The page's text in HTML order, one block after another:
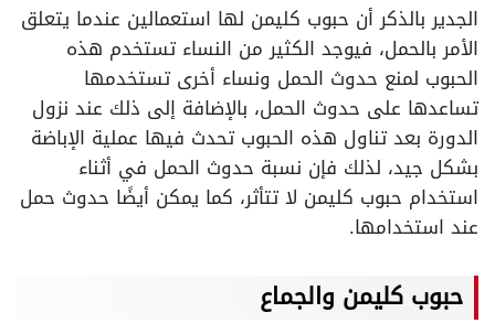
الجدير بالذكر أن حبوب كليمن لها استعمالين عندما يتعلق
الأمر بالحمل، فيوجد الكثير من النساء تستخدم هذه
الحبوب لمنع حدوث الحمل ونساء أخرى تستخدمها
تساعدها على حدوث الحمل، بالإضافة إلى ذلك عند نزول
الدورة بعد تناول هذه الحبوب تحدث فيها عملية الإباضة
بشكل جيد، لذلك فإن نسبة حدوث الحمل في أثناء
استخدام حبوب كليمن لا تتأثر، كما يمكن أيضًا حدوث حمل
عند استخدامها.
حبوب كليمن والجماع